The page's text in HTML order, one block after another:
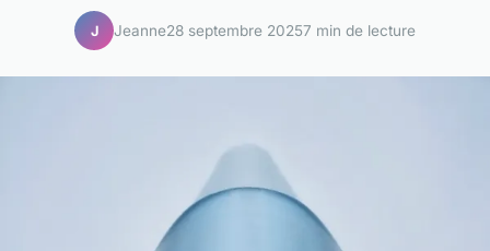
J Jeanne28 septembre 20257 min de lecture